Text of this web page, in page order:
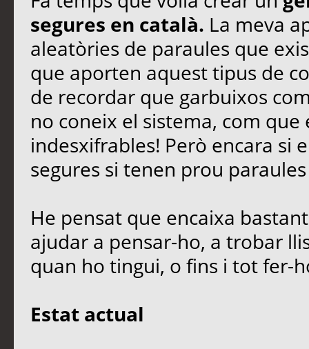
segures en català. La meva
aleatòries de paraules que
que aporten aquest tipus de
de recordar que garbuixos
no coneix el sistema, com
indesxifrables! Però encara si
segures si tenen prou
He pensat que encaixa
ajudar a pensar-ho, a trobar
quan ho tingui, o fins i tot fer-
Estat actual